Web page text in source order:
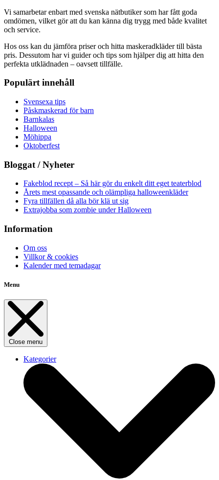
Vi samarbetar enbart med svenska nätbutiker som har fått goda
omdömen, vilket gör att du kan känna dig trygg med både kvalitet
och service.
Hos oss kan du jämföra priser och hitta maskeradkläder till bästa
pris. Dessutom har vi guider och tips som hjälper dig att hitta den
perfekta utklädnaden – oavsett tillfälle.
Populärt innehåll
Svensexa tips
Påskmaskerad för barn
Barnkalas
Halloween
Möhippa
Oktoberfest
Bloggat / Nyheter
Fakeblod recept – Så här gör du enkelt ditt eget teaterblod
Årets mest opassande och olämpliga halloweenkläder
Fyra tillfällen då alla bör klä ut sig
Extrajobba som zombie under Halloween
Information
Om oss
Villkor & cookies
Kalender med temadagar
Menu
Close menu
Kategorier